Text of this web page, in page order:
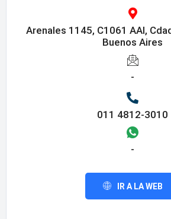
Arenales 1145, C1061 AAI,
Buenos Aires
-
011 4812-3010
-
IR A LA WEB